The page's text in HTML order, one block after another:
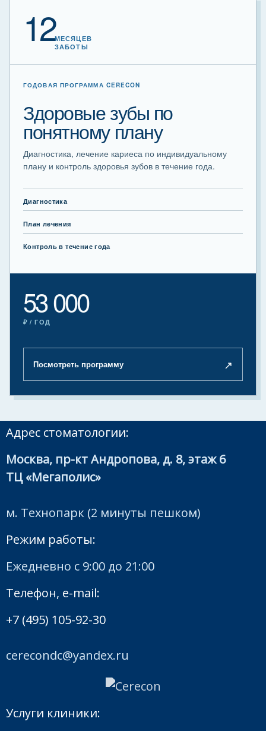
12МЕСЯЦЕВ
ЗАБОТЫ
ГОДОВАЯ ПРОГРАММА CERECON
Здоровые зубы по
понятному плану
Диагностика, лечение кариеса по индивидуальному
плану и контроль здоровья зубов в течение года.
Диагностика
План лечения
Контроль в течение года
53 000
₽ / ГОД
Посмотреть программу ↗
Адрес стоматологии:
Москва, пр-кт Андропова, д. 8, этаж 6
ТЦ «Мегаполис»
м. Технопарк (2 минуты пешком)
Режим работы:
Ежедневно с 9:00 до 21:00
Телефон, e-mail:
+7 (495) 105-92-30
cerecondc@yandex.ru
Услуги клиники: